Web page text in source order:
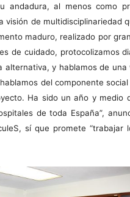
andadura, al menos como
de multidisciplinariedad
maduro, realizado por
de cuidado, protocolizamos
y hablamos de
del componente
Ha sido un año y
de toda España”,
sí que promete